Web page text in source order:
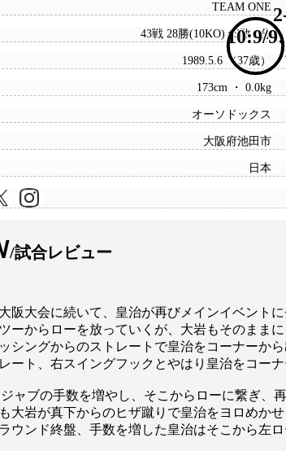
10:9/
TEAM ONE
43戦 28勝(10KO) 15敗 0分
1989.5.6 （37歳）
173cm ・ 0.0kg
オーソドックス
大阪府池田市
日本
試合レビュー
阪大会に続いて、皇治が再びメインイベント
ーからローを放っていくが、大岩もそのまま
シングからのストレートで皇治をコーナーか
ート、右スイングフックとやはり皇治をコー
ャブの手数を増やし、そこからローに繋ぎ、
大岩が真下からのヒザ蹴りで皇治をヨロめか
ウンド終盤、手数を増した皇治はそこから左ロ